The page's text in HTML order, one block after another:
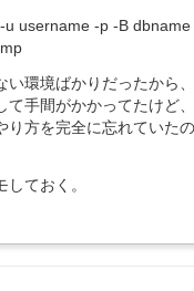
u username -p -B dbname
い環境ばかりだったから
て手間がかかってたけど
り方を完全に忘れていた
ておく。